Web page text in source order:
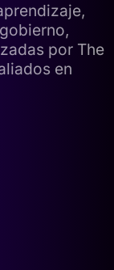
por The
en